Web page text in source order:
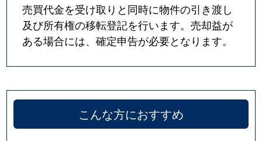
売買代金を受け取りと同時に物件の引き渡し
及び所有権の移転登記を行います。売却益が
ある場合には、確定申告が必要となります。
こんな方におすすめ